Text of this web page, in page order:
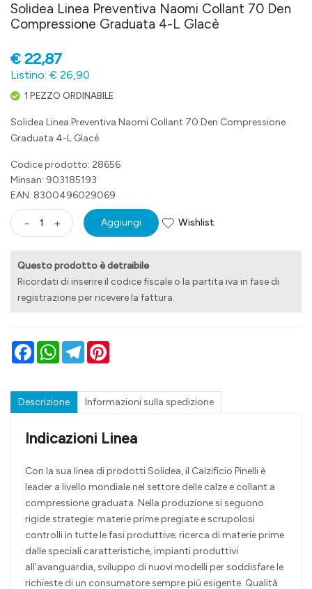
Solidea Linea Preventiva Naomi Collant 70 Den
Compressione Graduata 4-L Glacè
€22,87
Listino: € 26,90
1 PEZZO ORDINABILE
Solidea Linea Preventiva Naomi Collant 70 Den Compressione
Graduata 4-L Glacè
Codice prodotto: 28656
Minsan: 903185193
EAN: 8300496029069
- + Aggiungi Wishlist
Questo prodotto è detraibile
Ricordati di inserire il codice fiscale o la partita iva in fase di
registrazione per ricevere la fattura.
FacebookWhatsAppTelegram
Descrizione Informazioni sulla spedizione
Indicazioni Linea
Con la sua linea di prodotti Solidea, il Calzificio Pinelli è
leader a livello mondiale nel settore delle calze e collant a
compressione graduata. Nella produzione si seguono
rigide strategie: materie prime pregiate e scrupolosi
controlli in tutte le fasi produttive; ricerca di materie prime
dalle speciali caratteristiche, impianti produttivi
all’avanguardia, sviluppo di nuovi modelli per soddisfare le
richieste di un consumatore sempre più esigente. Qualità